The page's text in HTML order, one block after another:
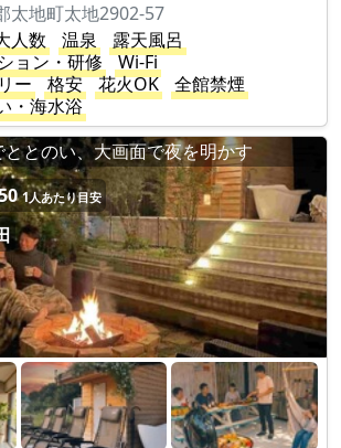
太地町太地2902-57
人数 温泉
露天風呂
ョン・研修
Wi-Fi
ー
格安 花火OK
全館禁煙
・海水浴
とのい、大画面で夜を明かす
1人あたり目安